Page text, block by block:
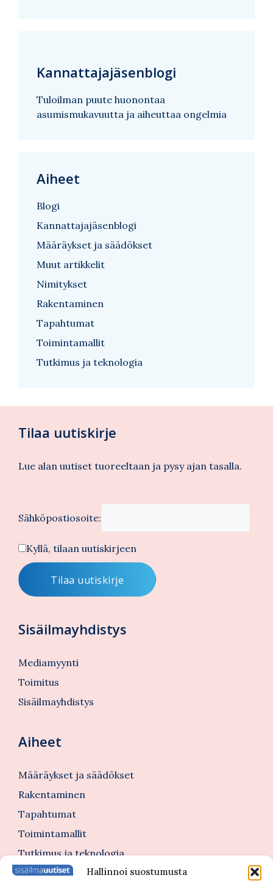
Hallinnoi suostumusta
Kannattajajäsenblogi
Tuloilman puute huonontaa
asumismukavuutta ja aiheuttaa ongelmia
Aiheet
Blogi
Kannattajajäsenblogi
Määräykset ja säädökset
Muut artikkelit
Nimitykset
Rakentaminen
Tapahtumat
Toimintamallit
Tutkimus ja teknologia
Tilaa uutiskirje
Lue alan uutiset tuoreeltaan ja pysy ajan tasalla.
Sähköpostiosoite:
Kyllä, tilaan uutiskirjeen
Sisäilmayhdistys
Mediamyynti
Toimitus
Sisäilmayhdistys
Aiheet
Määräykset ja säädökset
Rakentaminen
Tapahtumat
Toimintamallit
Tutkimus ja teknologia